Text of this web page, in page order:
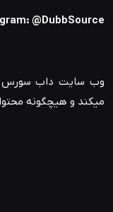
@DubbSource
وب سایت داب سورس
میکند و هیچگونه